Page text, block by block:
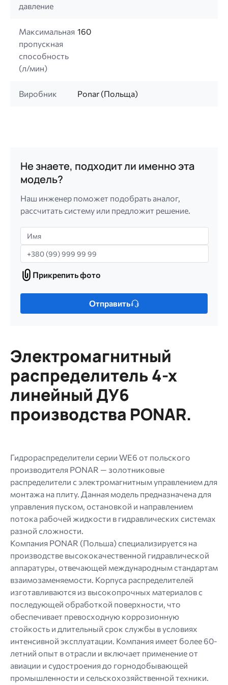
давление
Максимальная
пропускная
способность
(л/мин)
160
Виробник Ponar (Польща)
Не знаете, подходит ли именно эта
модель?
Наш инженер поможет подобрать аналог,
рассчитать систему или предложит решение.
Имя
Телефон
Прикрепить
фото
Прикрепить фото
Только
МБ.
Допустимые
типы:
gif
jpg
jpeg
png.
Отправить
Электромагнитный
распределитель 4-х
линейный ДУ6
производства PONAR.
Гидрораспределители серии WE6 от польского
производителя PONAR — золотниковые
распределители с электромагнитным управлением для
монтажа на плиту. Данная модель предназначена для
управления пуском, остановкой и направлением
потока рабочей жидкости в гидравлических системах
разной сложности.
Компания PONAR (Польша) специализируется на
производстве высококачественной гидравлической
аппаратуры, отвечающей международным стандартам
взаимозаменяемости. Корпуса распределителей
изготавливаются из высокопрочных материалов с
последующей обработкой поверхности, что
обеспечивает превосходную коррозионную
стойкость и длительный срок службы в условиях
интенсивной эксплуатации. Компания имеет более 60-
летний опыт в отрасли и включает применение от
авиации и судостроения до горнодобывающей
промышленности и сельскохозяйственной техники.